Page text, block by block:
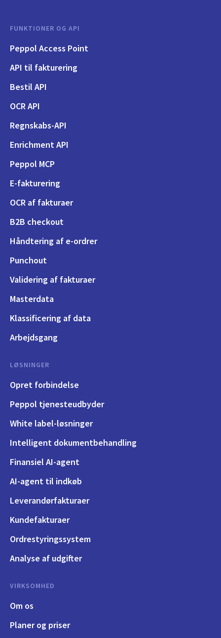
FUNKTIONER OG API
Peppol Access Point
API til fakturering
Bestil API
OCR API
Regnskabs-API
Enrichment API
Peppol MCP
E-fakturering
OCR af fakturaer
B2B checkout
Håndtering af e-ordrer
Punchout
Validering af fakturaer
Masterdata
Klassificering af data
Arbejdsgang
LØSNINGER
Opret forbindelse
Peppol tjenesteudbyder
White label-løsninger
Intelligent dokumentbehandling
Finansiel AI-agent
AI-agent til indkøb
Leverandørfakturaer
Kundefakturaer
Ordrestyringssystem
Analyse af udgifter
VIRKSOMHED
Om os
Planer og priser